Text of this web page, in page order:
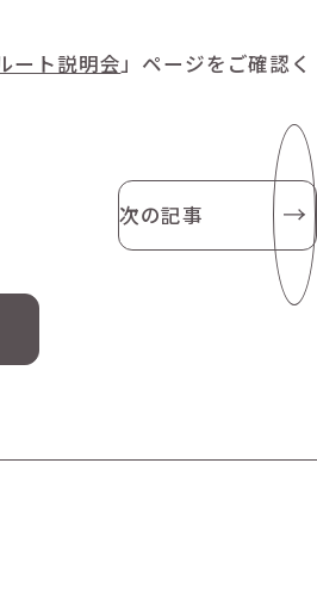
ート説明会 」ページをご確認く
次の記事